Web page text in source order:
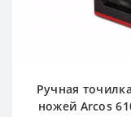
Ручная
ножей Arcos